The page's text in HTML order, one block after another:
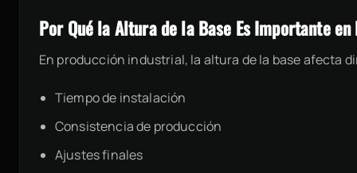
Por Qué la Altura de la Base Es Importante
En producción industrial, la altura de la base afecta
Tiempo de instalación
Consistencia de producción
Ajustes finales